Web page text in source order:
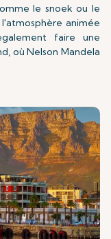
le snoek ou le
animée
faire une
où Nelson Mandela